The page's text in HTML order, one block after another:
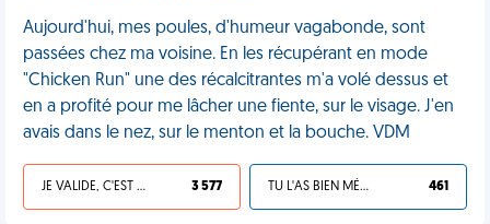
Aujourd'hui, mes poules, d'humeur vagabonde, sont
passées chez ma voisine. En les récupérant en mode
"Chicken Run" une des récalcitrantes m'a volé dessus et
en a profité pour me lâcher une fiente, sur le visage. J'en
avais dans le nez, sur le menton et la bouche. VDM
JE VALIDE, C'EST UNE VDM 3 577 TU L'AS BIEN MÉRITÉ 461